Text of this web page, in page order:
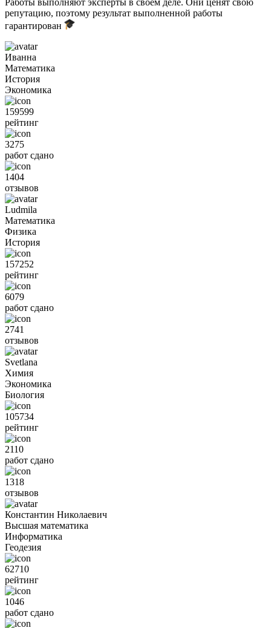
репутацию, поэтому результат выполненной работы
гарантирован
Иванна
Математика
История
Экономика
159599
рейтинг
3275
работ сдано
1404
отзывов
Ludmila
Математика
Физика
История
157252
рейтинг
6079
работ сдано
2741
отзывов
Svetlana
Химия
Экономика
Биология
105734
рейтинг
2110
работ сдано
1318
отзывов
Константин Николаевич
Высшая математика
Информатика
Геодезия
62710
рейтинг
1046
работ сдано